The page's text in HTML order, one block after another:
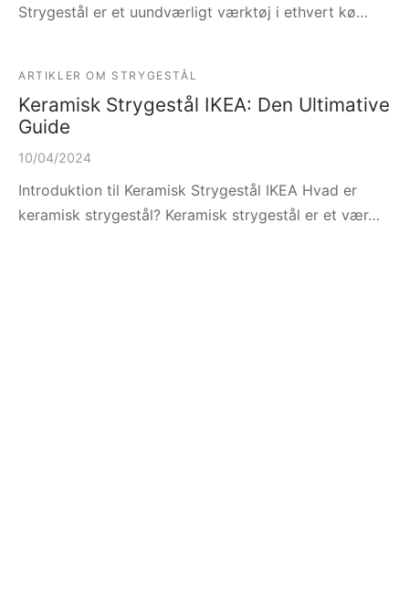
Strygestål er et uundværligt værktøj i ethvert kø…
ARTIKLER OM STRYGESTÅL
Keramisk Strygestål IKEA: Den Ultimative
Guide
10/04/2024
Introduktion til Keramisk Strygestål IKEA Hvad er
keramisk strygestål? Keramisk strygestål er et vær…